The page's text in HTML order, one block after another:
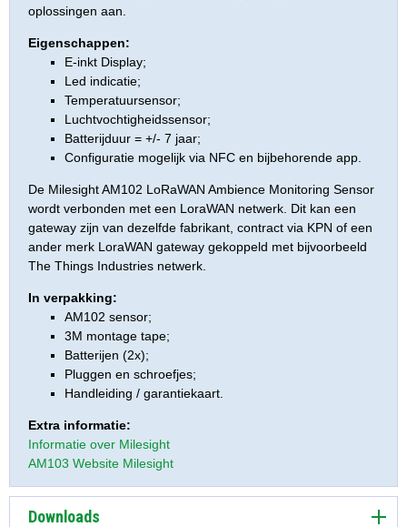
oplossingen aan.
Eigenschappen:
E-inkt Display;
Led indicatie;
Temperatuursensor;
Luchtvochtigheidssensor;
Batterijduur = +/- 7 jaar;
Configuratie mogelijk via NFC en bijbehorende app.
De Milesight AM102 LoRaWAN Ambience Monitoring Sensor
wordt verbonden met een LoraWAN netwerk. Dit kan een
gateway zijn van dezelfde fabrikant, contract via KPN of een
ander merk LoraWAN gateway gekoppeld met bijvoorbeeld
The Things Industries netwerk.
In verpakking:
AM102 sensor;
3M montage tape;
Batterijen (2x);
Pluggen en schroefjes;
Handleiding / garantiekaart.
Extra informatie:
Informatie over Milesight
AM103 Website Milesight
Downloads